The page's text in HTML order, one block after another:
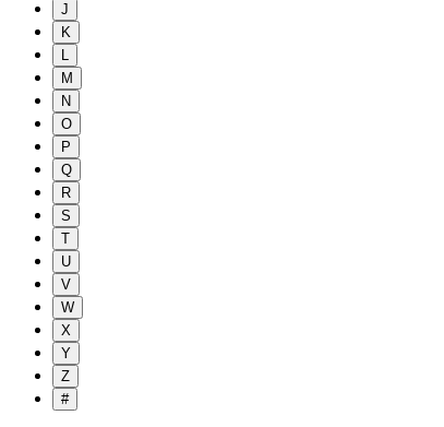
J
K
L
M
N
O
P
Q
R
S
T
U
V
W
X
Y
Z
#